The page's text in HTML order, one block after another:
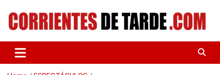
content
CORRIENTES DE TARDE